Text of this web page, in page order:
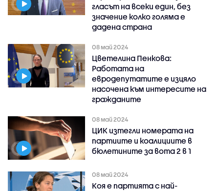
гласът на всеки един, без
значение колко голяма е
дадена страна
08 май 2024
Цветелина Пенкова:
Работата на
евродепутатите е изцяло
насочена към интересите на
гражданите
08 май 2024
ЦИК изтегли номерата на
партиите и коалициите в
бюлетините за вота 2 в 1
08 май 2024
Коя е партията с най-